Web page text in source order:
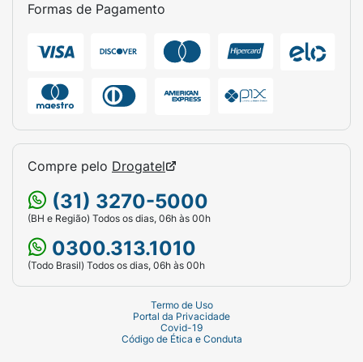
Formas de Pagamento
Compre pelo Drogatel
(31) 3270-5000
(BH e Região) Todos os dias, 06h às 00h
0300.313.1010
(Todo Brasil) Todos os dias, 06h às 00h
Termo de Uso
Portal da Privacidade
Covid-19
Código de Ética e Conduta